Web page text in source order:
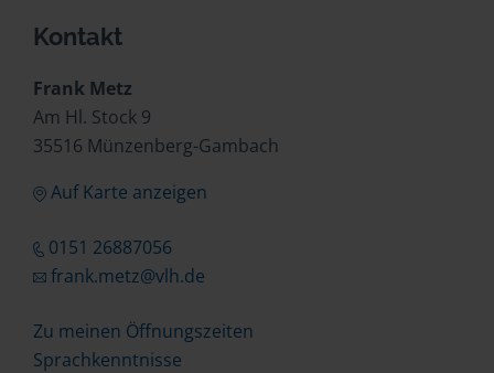
Kontakt
Frank Metz
Am Hl. Stock 9
35516 Münzenberg-Gambach
Auf Karte anzeigen
0151 26887056
frank.metz@vlh.de
Zu meinen Öffnungszeiten
Sprachkenntnisse